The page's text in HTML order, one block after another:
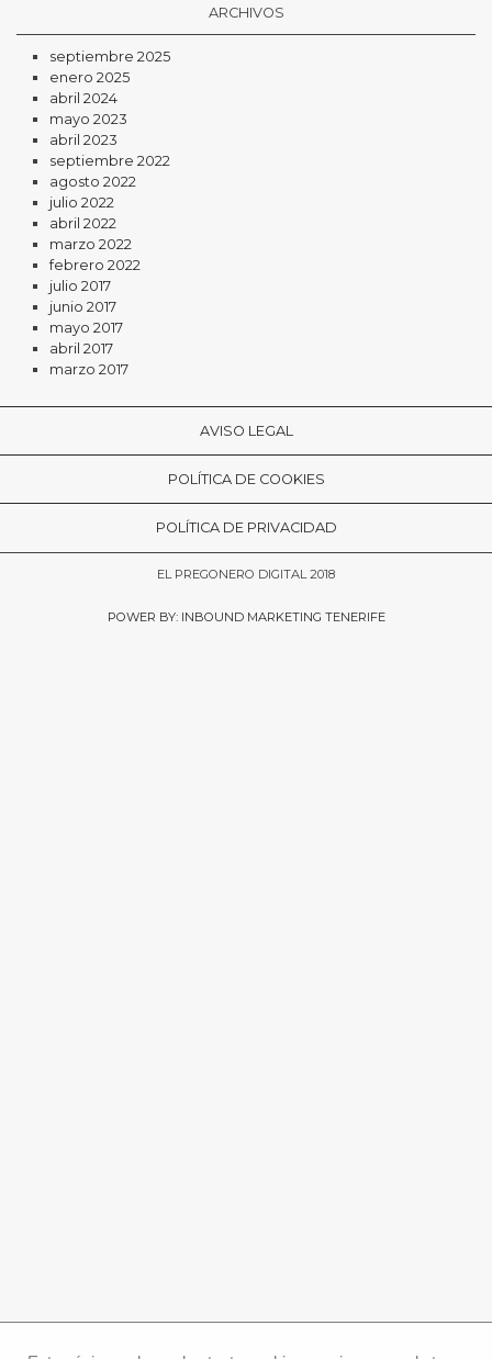
ARCHIVOS
septiembre 2025
enero 2025
abril 2024
mayo 2023
abril 2023
septiembre 2022
agosto 2022
julio 2022
abril 2022
marzo 2022
febrero 2022
julio 2017
junio 2017
mayo 2017
abril 2017
marzo 2017
AVISO LEGAL
POLÍTICA DE COOKIES
POLÍTICA DE PRIVACIDAD
EL PREGONERO DIGITAL 2018
POWER BY: INBOUND MARKETING TENERIFE